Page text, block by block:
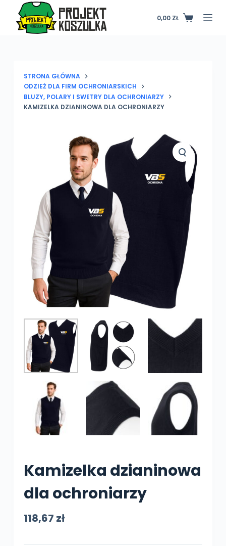
Koszyk
0,00 ZŁ
STRONA GŁÓWNA
ODZIEŻ DLA FIRM OCHRONIARSKICH
BLUZY, POLARY I SWETRY DLA OCHRONIARZY
KAMIZELKA DZIANINOWA DLA OCHRONIARZY
Kamizelka dzianinowa
dla ochroniarzy
118,67 zł